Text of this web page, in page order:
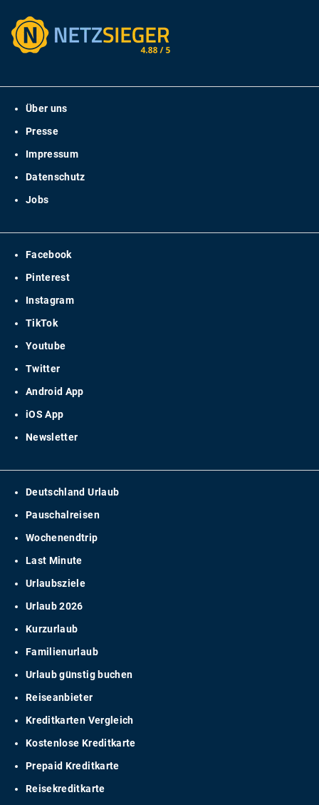
Über uns
Presse
Impressum
Datenschutz
Jobs
Facebook
Pinterest
Instagram
TikTok
Youtube
Twitter
Android App
iOS App
Newsletter
Deutschland Urlaub
Pauschalreisen
Wochenendtrip
Last Minute
Urlaubsziele
Urlaub 2026
Kurzurlaub
Familienurlaub
Urlaub günstig buchen
Reiseanbieter
Kreditkarten Vergleich
Kostenlose Kreditkarte
Prepaid Kreditkarte
Reisekreditkarte